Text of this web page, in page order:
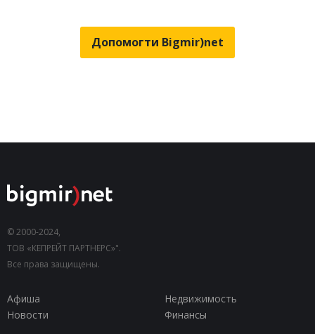
Допомогти Bigmir)net
© 2000-2024,
ТОВ «КЕПРЕЙТ ПАРТНЕРС»".
Все права защищены.
Афиша
Недвижимость
Новости
Финансы